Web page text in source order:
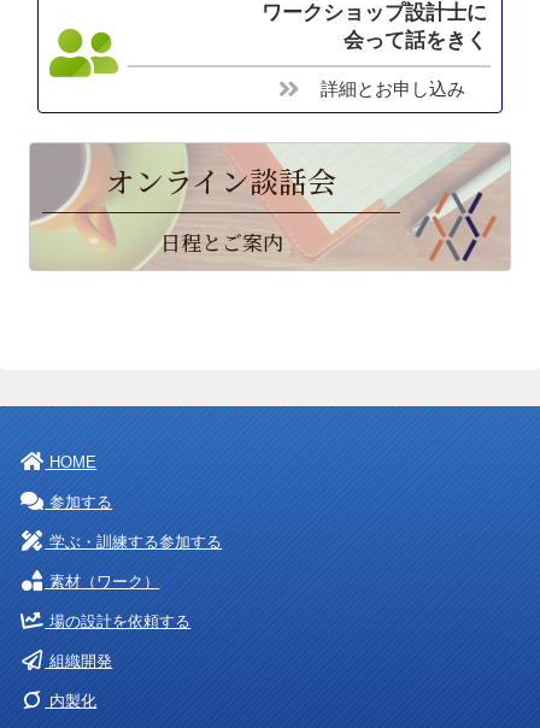
ワークショップ設計士に
会って話をきく
詳細とお申し込み
オンライン談話会
日程とご案内
HOME
参加する
学ぶ・訓練する参加する
素材（ワーク）
場の設計を依頼する
組織開発
内製化